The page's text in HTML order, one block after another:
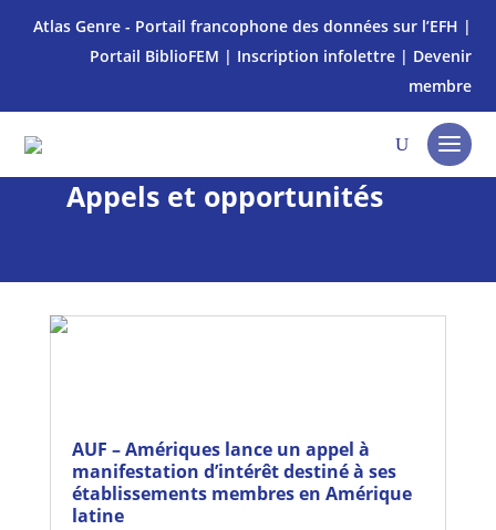
Atlas Genre - Portail francophone des données sur l’EFH |
Portail BiblioFEM | Inscription infolettre| Devenir
membre
Appels et opportunités
AUF – Amériques lance un appel à
manifestation d’intérêt destiné à ses
établissements membres en Amérique
latine